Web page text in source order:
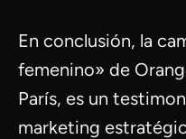
En conclusión, la
femenino» de
París, es un
marketing